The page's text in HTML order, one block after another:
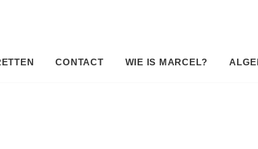
CONTACT WIE IS MARCEL?